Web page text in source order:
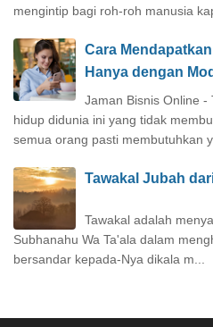
mengintip bagi roh-roh manusia
Cara
Hanya dengan
Jaman Bisnis Online -
hidup didunia ini yang tidak
semua orang pasti membutuhkan
Tawakal Jubah
Tawakal adalah
Subhanahu Wa Ta'ala dalam
bersandar kepada-Nya dikala m...